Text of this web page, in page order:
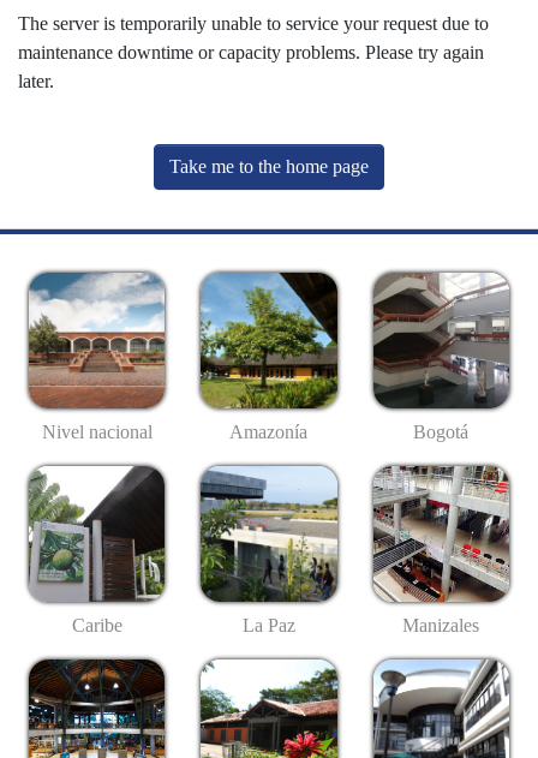
The server is temporarily unable to service your request due to
maintenance downtime or capacity problems. Please try again
later.
Take me to the home page
Nivel nacional Amazonía Bogotá
Caribe La Paz Manizales